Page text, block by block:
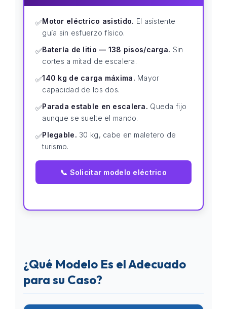
✅Motor eléctrico asistido. El asistente
guía sin esfuerzo físico.
✅Batería de litio — 138 pisos/carga. Sin
cortes a mitad de escalera.
✅140 kg de carga máxima. Mayor
capacidad de los dos.
✅Parada estable en escalera. Queda fijo
aunque se suelte el mando.
✅Plegable. 30 kg, cabe en maletero de
turismo.
📞 Solicitar modelo eléctrico
¿Qué Modelo Es el Adecuado
para su Caso?